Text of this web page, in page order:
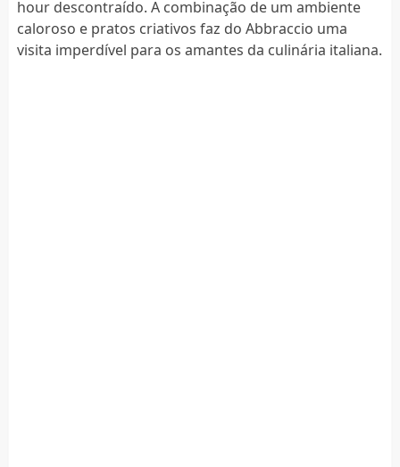
hour descontraído. A combinação de um ambiente
caloroso e pratos criativos faz do Abbraccio uma
visita imperdível para os amantes da culinária italiana.